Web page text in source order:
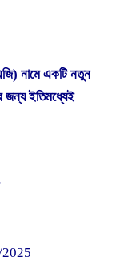
নামে একটি নতুন
জন্য ইতিমধ্যেই
2025